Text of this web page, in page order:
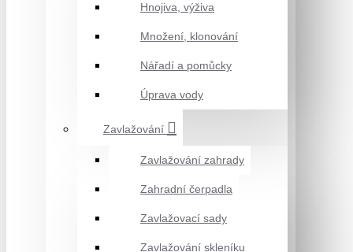
Hnojiva, výživa
Množení, klonování
Nářadí a pomůcky
Úprava vody
Zavlažování
Zavlažování zahrady
Zahradní čerpadla
Zavlažovací sady
Zavlažování skleníku